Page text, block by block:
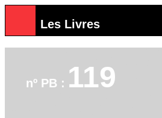
Les Livres
nº PB : 119